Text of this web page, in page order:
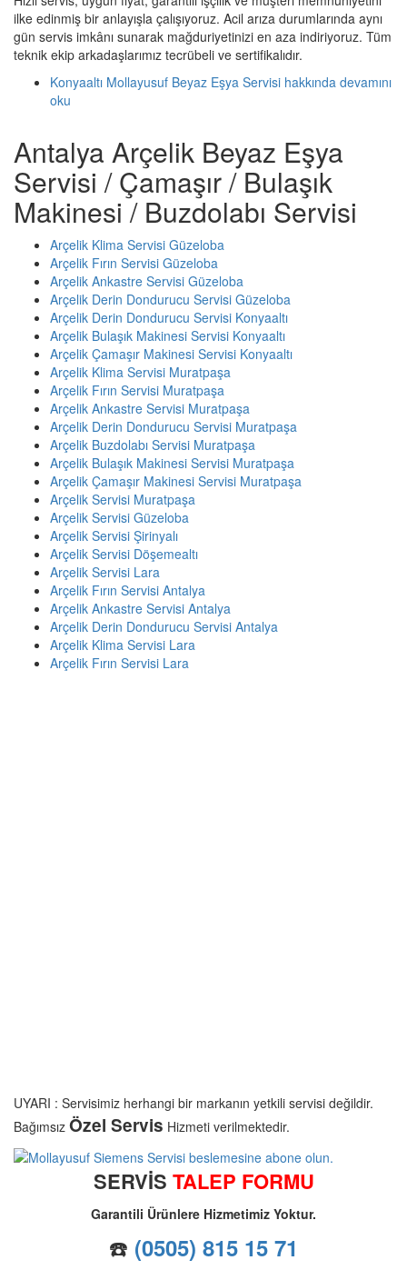
ilke edinmiş bir anlayışla çalışıyoruz. Acil arıza durumlarında aynı
gün servis imkânı sunarak mağduriyetinizi en aza indiriyoruz. Tüm
teknik ekip arkadaşlarımız tecrübeli ve sertifikalıdır.
Konyaaltı Mollayusuf Beyaz Eşya Servisi hakkında devamını
oku
Antalya Arçelik Beyaz Eşya
Servisi / Çamaşır / Bulaşık
Makinesi / Buzdolabı Servisi
Arçelik Klima Servisi Güzeloba
Arçelik Fırın Servisi Güzeloba
Arçelik Ankastre Servisi Güzeloba
Arçelik Derin Dondurucu Servisi Güzeloba
Arçelik Derin Dondurucu Servisi Konyaaltı
Arçelik Bulaşık Makinesi Servisi Konyaaltı
Arçelik Çamaşır Makinesi Servisi Konyaaltı
Arçelik Klima Servisi Muratpaşa
Arçelik Fırın Servisi Muratpaşa
Arçelik Ankastre Servisi Muratpaşa
Arçelik Derin Dondurucu Servisi Muratpaşa
Arçelik Buzdolabı Servisi Muratpaşa
Arçelik Bulaşık Makinesi Servisi Muratpaşa
Arçelik Çamaşır Makinesi Servisi Muratpaşa
Arçelik Servisi Muratpaşa
Arçelik Servisi Güzeloba
Arçelik Servisi Şirinyalı
Arçelik Servisi Döşemealtı
Arçelik Servisi Lara
Arçelik Fırın Servisi Antalya
Arçelik Ankastre Servisi Antalya
Arçelik Derin Dondurucu Servisi Antalya
Arçelik Klima Servisi Lara
Arçelik Fırın Servisi Lara
UYARI : Servisimiz herhangi bir markanın yetkili servisi değildir.
Bağımsız Özel Servis Hizmeti verilmektedir.
SERVİS TALEP FORMU
Garantili Ürünlere Hizmetimiz Yoktur.
☎️ (0505) 815 15 71